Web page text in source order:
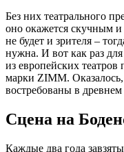
Без них театрального
оно окажется скучным
не будет и зрителя –
нужна. И вот как раз
из европейских
марки ZIMM.
востребованы в
Сцена на
Каждые два года